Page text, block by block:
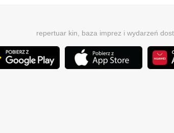
repertuar kin, baza imprez i wydarzeń